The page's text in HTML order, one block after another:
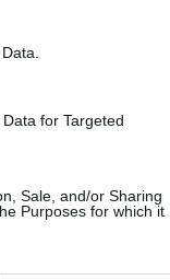
for Targeted
Sale, and/or Sharing
Purposes for which it
Link“